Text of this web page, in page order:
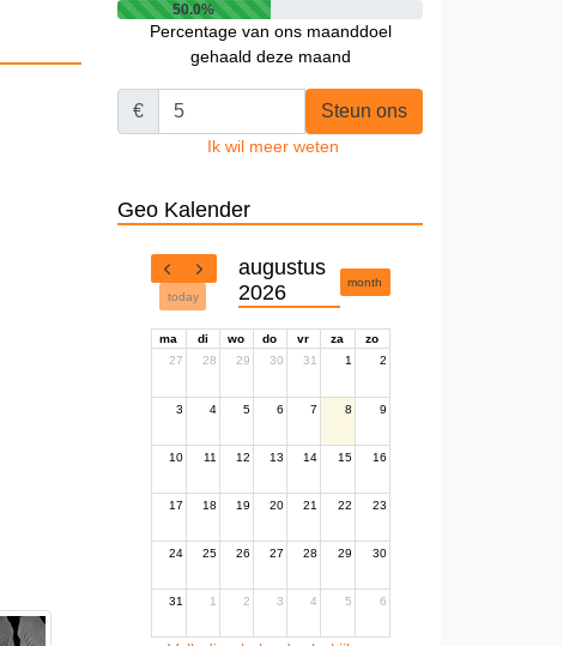
50.0%
Percentage van ons maanddoel
gehaald deze maand
€ Steun ons
Ik wil meer weten
Geo Kalender
today
augustus
2026
month
ma di wo do vr za
zo
27
28 29 30 31 1 2
3 4 5 6 7 8 9
10 11 12 13 14 15 16
17 18 19 20 21 22 23
24 25 26 27 28 29 30
31 1 2 3 4 5 6